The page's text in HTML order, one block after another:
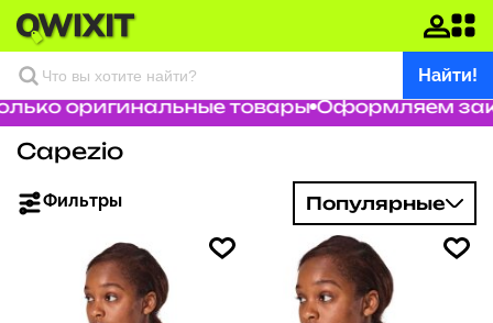
Найти!
оригинальные товары Оформляем
Capezio
Фильтры Популярные